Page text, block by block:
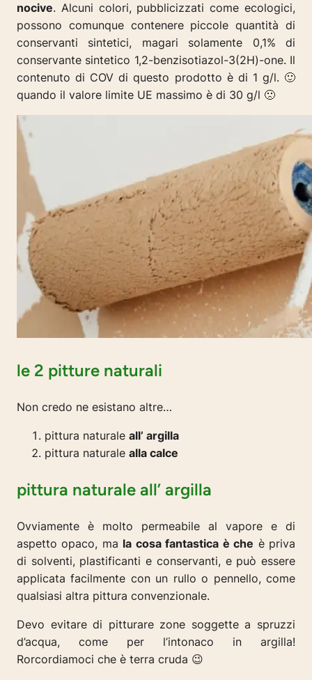
nocive. Alcuni colori, pubblicizzati come ecologici,
possono comunque contenere piccole quantità di
conservanti sintetici, magari solamente 0,1% di
conservante sintetico 1,2-benzisotiazol-3(2H)-one. Il
contenuto di COV di questo prodotto è di 1 g/l. 🙂
quando il valore limite UE massimo è di 30 g/l 🙁
le 2 pitture naturali
Non credo ne esistano altre…
pittura naturale all’ argilla
pittura naturale alla calce
pittura naturale all’ argilla
Ovviamente è molto permeabile al vapore e di
aspetto opaco, ma la cosa fantastica è che è priva
di solventi, plastificanti e conservanti, e può essere
applicata facilmente con un rullo o pennello, come
qualsiasi altra pittura convenzionale.
Devo evitare di pitturare zone soggette a spruzzi
d’acqua, come per l’intonaco in argilla!
Rorcordiamoci che è terra cruda 😉